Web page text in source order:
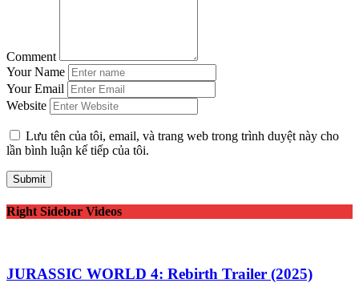
Comment
Your Name
Your Email
Website
Lưu tên của tôi, email, và trang web trong trình duyệt này cho
lần bình luận kế tiếp của tôi.
Right Sidebar Videos
JURASSIC WORLD 4: Rebirth Trailer (2025)